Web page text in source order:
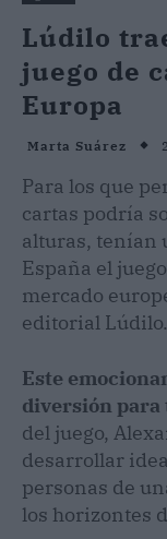
Lúdilo
juego de
Europa
Marta Suárez
Para los que
cartas podría
alturas, tenían
España el
mercado
editorial Lúdilo.
Este
diversión para
del juego,
desarrollar
personas de
los horizontes